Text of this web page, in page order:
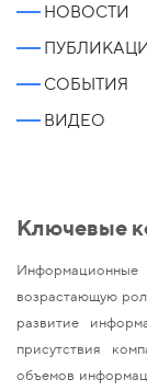
НОВОСТИ
СОБЫТИЯ
ВИДЕО
Ключевые
возрастающую
развитие
присутствия
объемов